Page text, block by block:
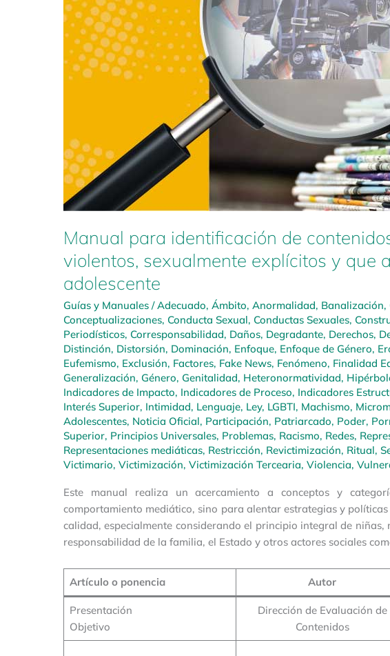
Manual para identificación de
violentos, sexualmente explícitos y que
adolescente
Guías y Manuales /Adecuado, Ámbito, Anormalidad, Banalización,
Conceptualizaciones, Conducta Sexual, Conductas Sexuales,
Periodísticos, Corresponsabilidad, Daños, Degradante, Derechos,
Distinción, Distorsión, Dominación, Enfoque, Enfoque de Género,
Eufemismo, Exclusión, Factores, Fake News, Fenómeno, Finalidad
Generalización, Género, Genitalidad, Heteronormatividad,
Indicadores de Impacto, Indicadores de Proceso, Indicadores
Interés Superior, Intimidad, Lenguaje, Ley, LGBTI, Machismo,
Adolescentes, Noticia Oficial, Participación, Patriarcado, Poder,
Superior, Principios Universales, Problemas, Racismo, Redes,
Representaciones mediáticas, Restricción, Revictimización, Ritual,
Victimario, Victimización, Victimización Tercearia, Violencia,
Este manual realiza un acercamiento a conceptos y
comportamiento mediático, sino para alentar estrategias y
calidad, especialmente considerando el principio integral de niñas,
responsabilidad de la familia, el Estado y otros actores sociales
Artículo o ponencia Autor
Presentación
Objetivo
Dirección de Evaluación de
Contenidos